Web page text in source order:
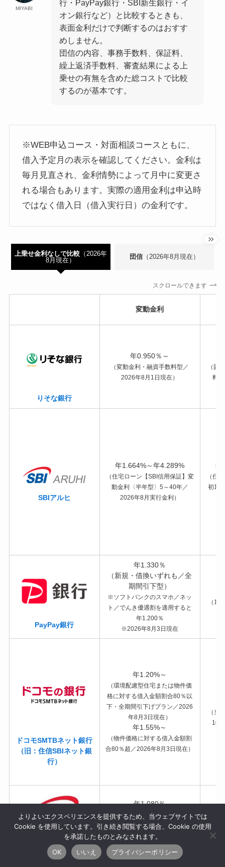
MIYABI
行・PayPay銀行・SBI新生銀行・イ
オン銀行など）と比較するときも、
表面金利だけで判断するのはおすす
めしません。
団信の内容、事務手数料、保証料、
繰上返済手数料、審査結果による上
乗せの有無を含めた総コストで比較
するのが基本です。
※WEB申込コース・対面相談コースともに、
借入予定月の表示を確認してください。金利は
毎月見直され、金利情勢によって月中に変更さ
れる場合もあります。実際の適用金利は申込時
ではなく借入日（借入実行日）の金利です。
上乗せ金利なしで比較（2026年
8月現在）
団信（2026年8月現在）
スクロールできます
変動金利
りそな銀行
年0.950％～
（変動金利・融資手数料型／
2026年8月1日現在）
（固
料
SBIアルヒ
年1.664%～年4.289%
（住宅ローン【SBI信用保証】変
動金利〈半年型〉5～40年／
2026年8月実行金利）
年
（住
初10
PayPay銀行
年1.330％
（新規・借換いずれも／全
期間引下型）
※ソフトバンクのスマホ／ネッ
ト／でんき優遇割を適用すると
年1.200％
※2026年8月3日現在
（10
ドコモSMTBネット銀行
（旧：住信SBIネット銀
行）
年1.20%～
（環境配慮型住宅または物件価
格に対する借入金額割合80％以
下・全期間引下げプラン／2026
年8月3日現在）
年1.55%～
（物件価格に対する借入金額割
合80％超／2026年8月3日現在）
（当
10
SBI新生銀行
年1.080％
（変動金利〈半年型〉通常金利
／2026年8月ご契約）
※SBIハイパー預金開設者限定金
利は年0.990％
（当
よりよいエクスペリエンスを提供するため、当ウェブサイトでは
Cookie を使用しています。引き続き閲覧する場合、Cookie の使用
を承諾したものとみなされます。
OK
いいえ プライバシーポリシー